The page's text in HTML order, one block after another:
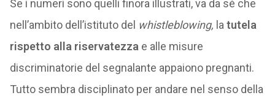
Se i numeri sono quelli finora illustrati, va da sé che
nell’ambito dell’istituto del whistleblowing, la tutela
rispetto alla riservatezza e alle misure
discriminatorie del segnalante appaiono pregnanti.
Tutto sembra disciplinato per andare nel senso della